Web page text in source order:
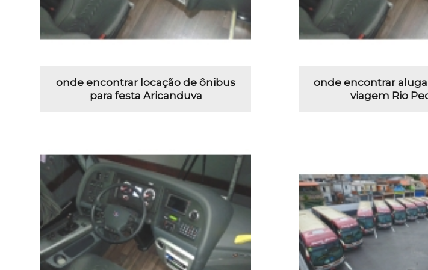
onde encontrar locação de ônibus
para festa Aricanduva
onde encontrar
viagem Rio